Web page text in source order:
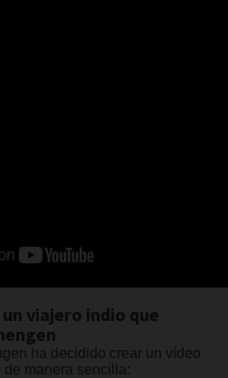
viajero indio que
ha decidido crear un vídeo
manera sencilla: